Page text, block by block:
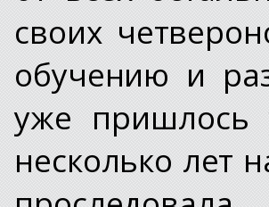
своих
обучению и
уже пришлось
несколько лет